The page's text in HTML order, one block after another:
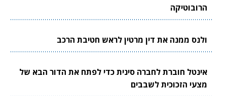
הרובוטיקה
ולנס ממנה את דין מרטין לראש חטיבת הרכב
אינטל חוברת לחברה סינית כדי לפתח את הדור הבא של
מצעי הזכוכית לשבבים